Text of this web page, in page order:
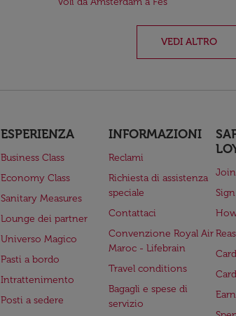
VEDI ALTRO
ESPERIENZA
Business Class
Economy Class
Sanitary Measures
Lounge dei partner
Universo Magico
Pasti a bordo
Intrattenimento
Posti a sedere
INFORMAZIONI
Reclami
Richiesta di assistenza
speciale
Contattaci
Convenzione Royal Air
Maroc - Lifebrain
Travel conditions
Bagagli e spese di
servizio